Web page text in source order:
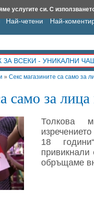
» Секс магазините са само за
само за
Толкова
18
привикнали
обръщаме
Най-четени Най-
ЗА ВСЕКИ - УНИКАЛНИ
BauBau.bg
услугите си. С